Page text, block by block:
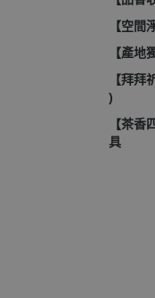
【空間
【產地
【拜拜
)
【茶香
具